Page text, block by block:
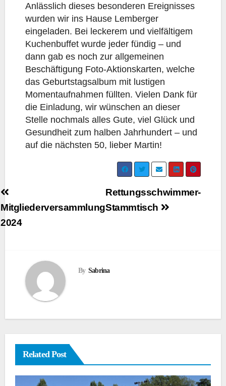
Anlässlich dieses besonderen Ereignisses
wurden wir ins Hause Lemberger
eingeladen. Bei leckerem und vielfältigem
Kuchenbuffet wurde jeder fündig – und
dann gab es noch zur allgemeinen
Beschäftigung Foto-Aktionskarten, welche
das Geburtstagsalbum mit lustigen
Momentaufnahmen füllten. Vielen Dank für
die Einladung, wir wünschen an dieser
Stelle nochmals alles Gute, viel Glück und
Gesundheit zum halben Jahrhundert – und
auf die nächsten 50, lieber Martin!
BeitragsnavigationRettungsschwimmer-
Stammtisch
Mitgliederversammlung
2024
By Sabrina
Related Post